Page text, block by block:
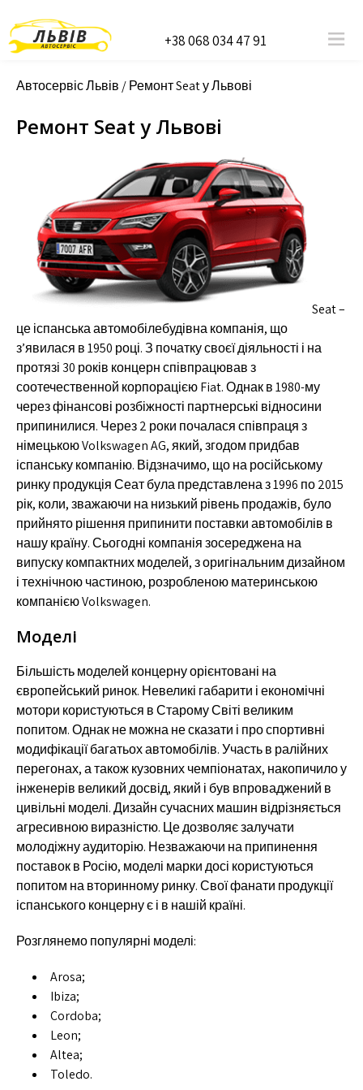
+38 068 034 47 91
Автосервіс Львів /Ремонт Seat у Львові
Ремонт Seat у Львові
Seat –
це іспанська автомобілебудівна компанія, що
з’явилася в 1950 році. З початку своєї діяльності і на
протязі 30 років концерн співпрацював з
соотечественной корпорацією Fiat. Однак в 1980-му
через фінансові розбіжності партнерські відносини
припинилися. Через 2 роки почалася співпраця з
німецькою Volkswagen AG, який, згодом придбав
іспанську компанію. Відзначимо, що на російському
ринку продукція Сеат була представлена ​​з 1996 по 2015
рік, коли, зважаючи на низький рівень продажів, було
прийнято рішення припинити поставки автомобілів в
нашу країну. Сьогодні компанія зосереджена на
випуску компактних моделей, з оригінальним дизайном
і технічною частиною, розробленою материнською
компанією Volkswagen.
Моделі
Більшість моделей концерну орієнтовані на
європейський ринок. Невеликі габарити і економічні
мотори користуються в Старому Світі великим
попитом. Однак не можна не сказати і про спортивні
модифікації багатьох автомобілів. Участь в ралійних
перегонах, а також кузовних чемпіонатах, накопичило у
інженерів великий досвід, який і був впроваджений в
цивільні моделі. Дизайн сучасних машин відрізняється
агресивною виразністю. Це дозволяє залучати
молодіжну аудиторію. Незважаючи на припинення
поставок в Росію, моделі марки досі користуються
попитом на вторинному ринку. Свої фанати продукції
іспанського концерну є і в нашій країні.
Розглянемо популярні моделі:
Arosa;
Ibiza;
Cordoba;
Leon;
Altea;
Toledo.